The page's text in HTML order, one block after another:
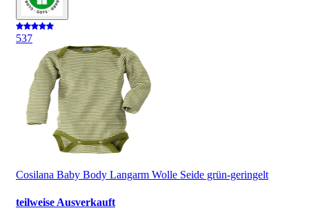
537
Cosilana Baby Body Langarm Wolle Seide grün-geringelt
teilweise Ausverkauft